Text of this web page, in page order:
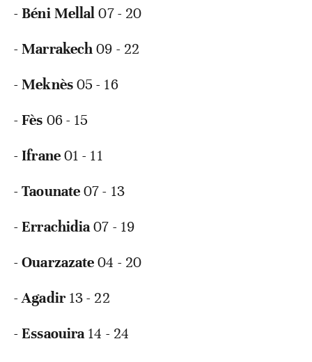
-Béni Mellal07 - 20
-Marrakech09 - 22
-Meknès05 - 16
-Fès 06 - 15
-Ifrane01 - 11
-Taounate07 - 13
-Errachidia07 - 19
-Ouarzazate04 - 20
-Agadir13 - 22
-Essaouira14 - 24